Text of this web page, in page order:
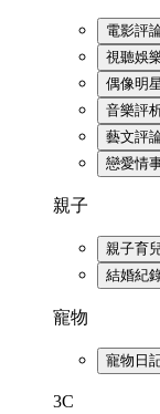
電影評
視聽娛
偶像明
音樂評
藝文評
戀愛情
親子
親子育
結婚紀
寵物
寵物日
3C